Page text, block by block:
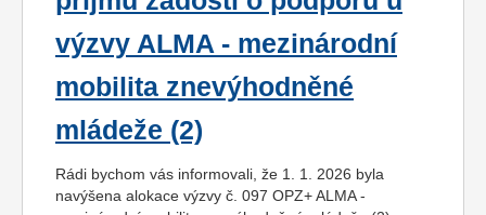
výzvy ALMA - mezinárodní
mobilita znevýhodněné
mládeže (2)
Rádi bychom vás informovali, že 1. 1. 2026 byla
navýšena alokace výzvy č. 097 OPZ+ ALMA -